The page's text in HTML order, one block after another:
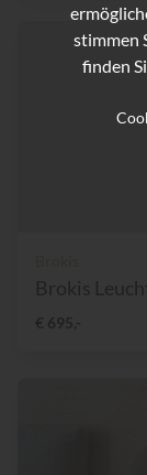
stimmen
finden